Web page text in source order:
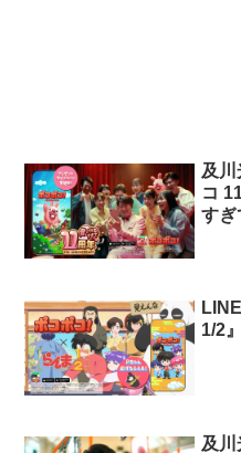
及川
コ 11
すぎ
1/2
及